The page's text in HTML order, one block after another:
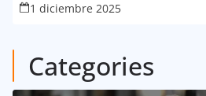
1 diciembre 2025
Categories